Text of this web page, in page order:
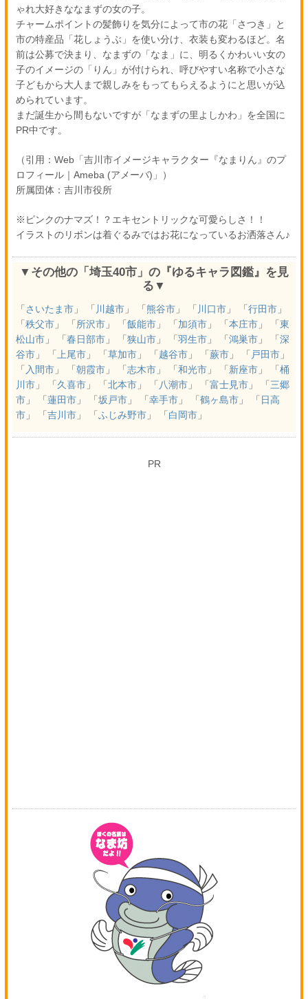
ゃれ大好きななまずの女の子。
チャームポイントの髪飾りを気分によって市の花「さつき」と
市の特産品「花しょうぶ」を使い分け、衣装も変わるほど。名
前は公募で決まり、なまずの「なま」に、明るくかわいい女の
子のイメージの「りん」が付けられ、呼びやすい名称で小さな
子どもから大人まで親しみをもってもらえるようにと思いが込
められています。
まだ誕生から間もないですが「なまずの里よしかわ」を全国に
PR中です。
（引用：Web「吉川市イメージキャラクター『なまりん』のプ
ロフィール｜Ameba (アメーバ)」）
所属団体：吉川市役所
※ピンクのナマズ！？エキセントリックな可愛らしさ！！
イラストのリボンは着ぐるみではお花になっているお洒落さん♪
▼その他の「埼玉40市」の『ゆるキャラ図鑑』を見
る▼
「 さいたま市」 「 川越市」 「 熊谷市」 「 川口市」 「 行田市」
「 秩父市」 「 所沢市」 「 飯能市」 「 加須市」 「 本庄市」 「 東
松山市」 「 春日部市」 「 狭山市」 「 羽生市」 「 鴻巣市」 「 深
谷市」 「 上尾市」 「 草加市」 「 越谷市」 「 蕨市」 「 戸田市」
「 入間市」 「 朝霞市」 「 志木市」 「 和光市」 「 新座市」 「 桶
川市」 「 久喜市」 「 北本市」 「 八潮市」 「 富士見市」 「 三郷
市」 「 蓮田市」 「 坂戸市」 「 幸手市」 「 鶴ヶ島市」 「 日高
市」 「 吉川市」 「 ふじみ野市」 「 白岡市」
PR